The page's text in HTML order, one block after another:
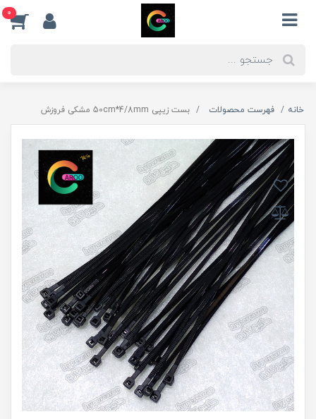
0
خانه فهرست محصولات بست زیپی 50cm*4/8mm مشکی فروزش